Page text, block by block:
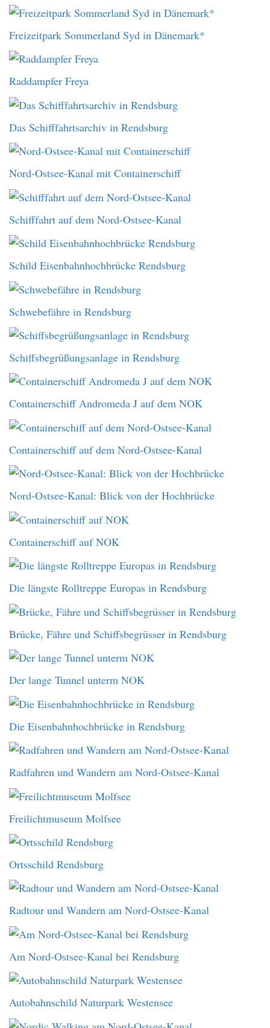
Freizeitpark Sommerland Syd in Dänemark*
Raddampfer Freya
Das Schifffahrtsarchiv in Rendsburg
Nord-Ostsee-Kanal mit Containerschiff
Schifffahrt auf dem Nord-Ostsee-Kanal
Schild Eisenbahnhochbrücke Rendsburg
Schwebefähre in Rendsburg
Schiffsbegrüßungsanlage in Rendsburg
Containerschiff Andromeda J auf dem NOK
Containerschiff auf dem Nord-Ostsee-Kanal
Nord-Ostsee-Kanal: Blick von der Hochbrücke
Containerschiff auf NOK
Die längste Rolltreppe Europas in Rendsburg
Brücke, Fähre und Schiffsbegrüsser in Rendsburg
Der lange Tunnel unterm NOK
Die Eisenbahnhochbrücke in Rendsburg
Radfahren und Wandern am Nord-Ostsee-Kanal
Freilichtmuseum Molfsee
Ortsschild Rendsburg
Radtour und Wandern am Nord-Ostsee-Kanal
Am Nord-Ostsee-Kanal bei Rendsburg
Autobahnschild Naturpark Westensee